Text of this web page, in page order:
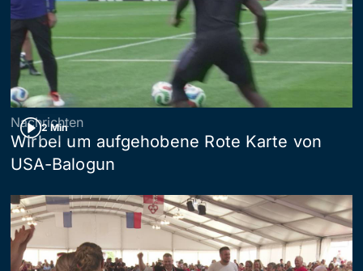
2 Min
Nachrichten
Wirbel um aufgehobene Rote Karte von
USA-Balogun